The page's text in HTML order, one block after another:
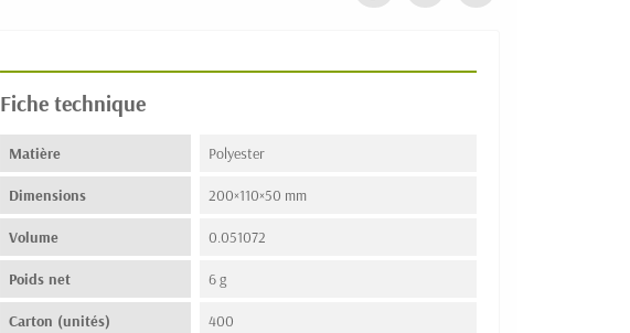
Fiche technique
Matière Polyester
Dimensions 200×110×50 mm
Volume 0.051072
Poids net 6 g
Carton (unités) 400